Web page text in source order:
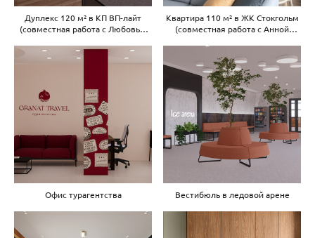
Дуплекс 120 м² в КП ВП-лайт
(совместная работа с Любовью
Квартира 110 м² в ЖК Стокгольм
(совместная работа с Анной
Офис турагентства Вестибюль в ледовой арене